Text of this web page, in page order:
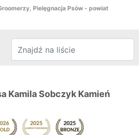
Pielęgnacja Psów - powiat
Kamila Sobczyk Kamień